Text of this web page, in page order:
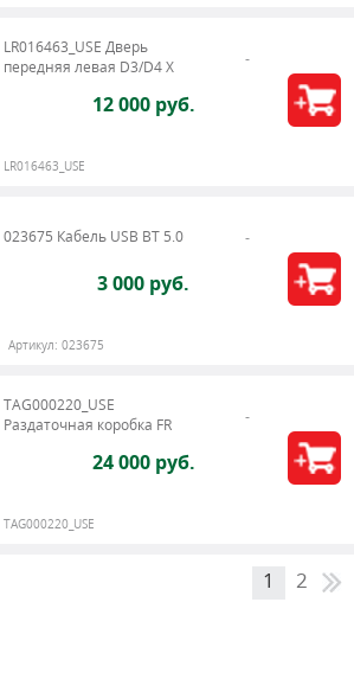
LR016463_USE Дверь
передняя левая D3/D4 Х
12 000 руб.
LR016463_USE
023675 Кабель USB BT 5.0
3 000 руб.
Артикул: 023675
TAG000220_USE
Раздаточная коробка FR
24 000 руб.
TAG000220_USE
1 2